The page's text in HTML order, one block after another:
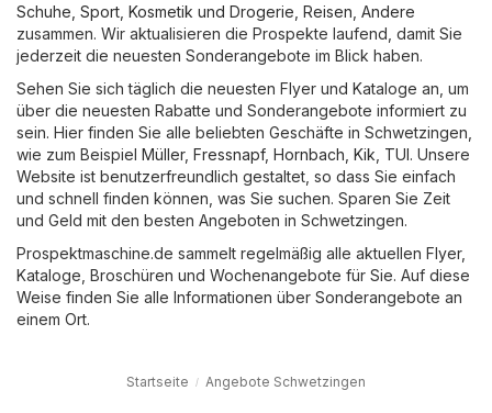
Schuhe, Sport Kosmetik und Drogerie Reisen Andere
zusammen. Wir aktualisieren die Prospekte laufend, damit Sie
jederzeit die neuesten Sonderangebote im Blick haben.
Sehen Sie sich täglich die neuesten Flyer und Kataloge an, um
über die neuesten Rabatte und Sonderangebote informiert zu
sein. Hier finden Sie alle beliebten Geschäfte in Schwetzingen,
wie zum Beispiel Müller, Fressnapf, Hornbach Kik TUI. Unsere
Website ist benutzerfreundlich gestaltet, so dass Sie einfach
und schnell finden können, was Sie suchen. Sparen Sie Zeit
und Geld mit den besten Angeboten in Schwetzingen.
Prospektmaschine.de sammelt regelmäßig alle aktuellen Flyer,
Kataloge, Broschüren und Wochenangebote für Sie. Auf diese
Weise finden Sie alle Informationen über Sonderangebote an
einem Ort.
Startseite Angebote Schwetzingen